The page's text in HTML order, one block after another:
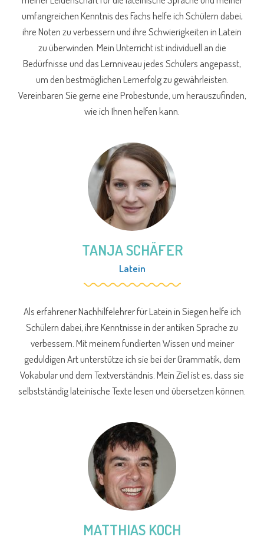
umfangreichen Kenntnis des Fachs helfe ich Schülern dabei,
ihre Noten zu verbessern und ihre Schwierigkeiten in Latein
zu überwinden. Mein Unterricht ist individuell an die
Bedürfnisse und das Lernniveau jedes Schülers angepasst,
um den bestmöglichen Lernerfolg zu gewährleisten.
Vereinbaren Sie gerne eine Probestunde, um herauszufinden,
wie ich Ihnen helfen kann.
TANJA SCHÄFER
Latein
Als erfahrener Nachhilfelehrer für Latein in Siegen helfe ich
Schülern dabei, ihre Kenntnisse in der antiken Sprache zu
verbessern. Mit meinem fundierten Wissen und meiner
geduldigen Art unterstütze ich sie bei der Grammatik, dem
Vokabular und dem Textverständnis. Mein Ziel ist es, dass sie
selbstständig lateinische Texte lesen und übersetzen können.
MATTHIAS KOCH